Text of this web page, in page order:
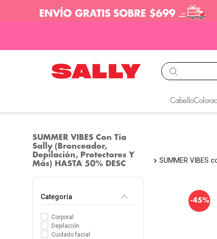
Cabello
SUMMER VIBES Con Tía
Sally (Bronceador,
Depilación, Protectores Y
Más) HASTA 50% DESC
Categoría
Corporal
Depilación
Cuidado facial
SUMMER
-45%
TÉRMINOS MÁS
ion
manic panic